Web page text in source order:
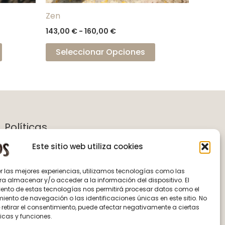
Este sitio web utiliza cookies
las mejores experiencias, utilizamos tecnologías como las
almacenar y/o acceder a la información del dispositivo. El
de estas tecnologías nos permitirá procesar datos como el
de navegación o las identificaciones únicas en este sitio. No
el consentimiento, puede afectar negativamente a ciertas
y funciones.
Zen
143,00 € - 160,00 €
Seleccionar Opciones
Políticas
Aviso Legal
Política de Privacidad
Términos y Condiciones
Política de Cookies